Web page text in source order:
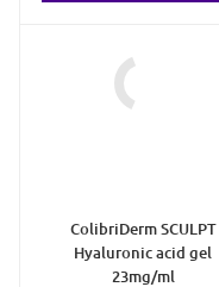
ColibriDerm SCULPT
Hyaluronic acid gel
23mg/ml